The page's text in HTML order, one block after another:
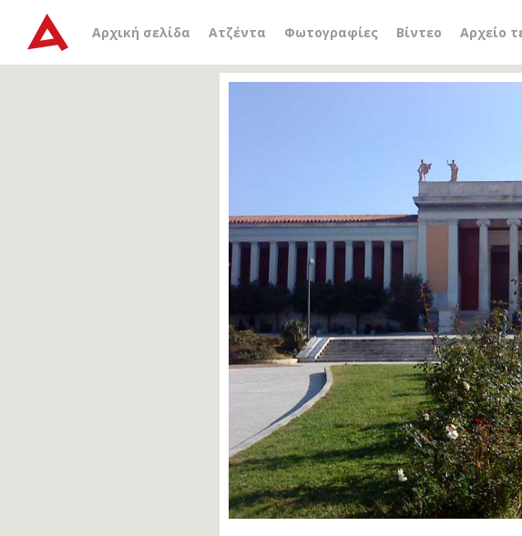
Αρχική σελίδα Ατζέντα Φωτογραφίες Βίντεο Αρχείο